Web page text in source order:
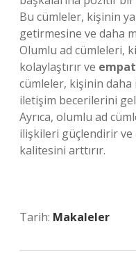
Bu cümleler, kişinin
getirmesine ve daha
Olumlu ad cümleleri,
kolaylaştırır ve
cümleler, kişinin
iletişim becerilerini
Ayrıca, olumlu ad
ilişkileri güçlendirir
kalitesini arttırır.
Tarih: Makaleler